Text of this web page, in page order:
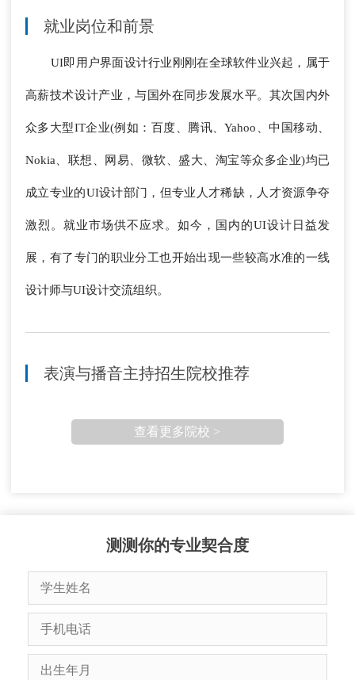
就业岗位和前景
UI即用户界面设计行业刚刚在全球软件业兴起，属于
高薪技术设计产业，与国外在同步发展水平。其次国内外
众多大型IT企业(例如：百度、腾讯、Yahoo、中国移动、
Nokia、联想、网易、微软、盛大、淘宝等众多企业)均已
成立专业的UI设计部门，但专业人才稀缺，人才资源争夺
激烈。就业市场供不应求。如今，国内的UI设计日益发
展，有了专门的职业分工也开始出现一些较高水准的一线
设计师与UI设计交流组织。
表演与播音主持招生院校推荐
查看更多院校 >
测测你的专业契合度